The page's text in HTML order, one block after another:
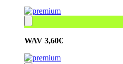
WAV 3,60€